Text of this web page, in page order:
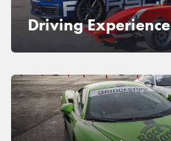
Driving Experience